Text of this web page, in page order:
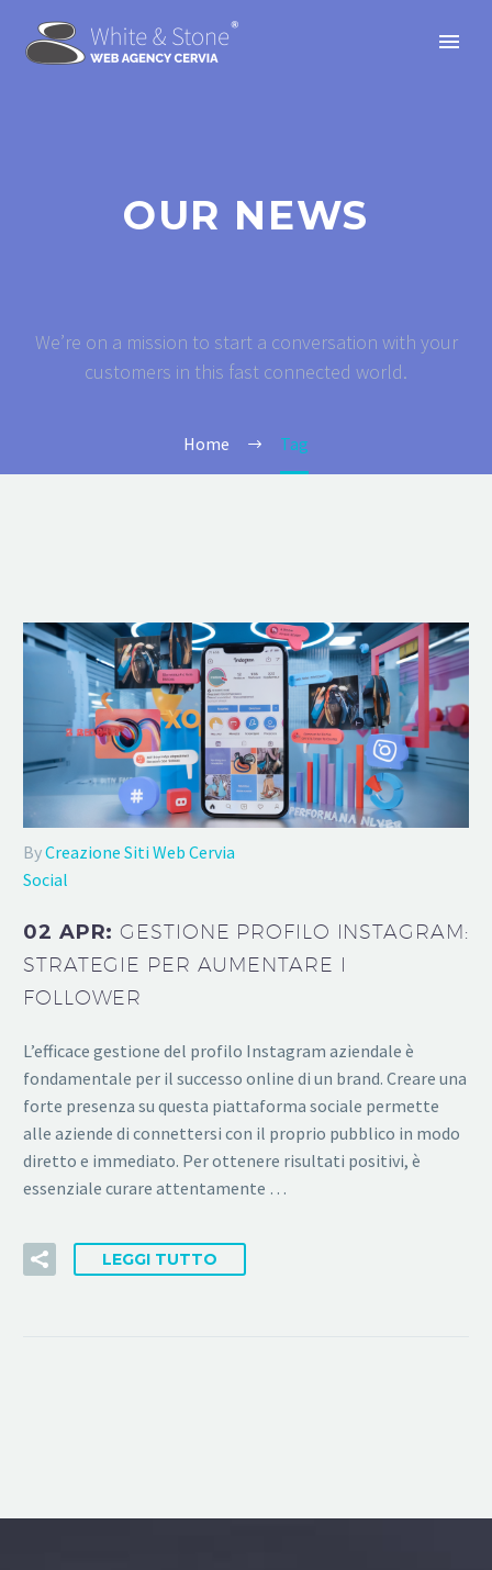
OUR NEWS
We’re on a mission to start a conversation with your
customers in this fast connected world.
Home Tag
ByCreazione Siti Web Cervia
Social
02 APR:GESTIONE PROFILO INSTAGRAM:
STRATEGIE PER AUMENTARE I
FOLLOWER
L’efficace gestione del profilo Instagram aziendale è
fondamentale per il successo online di un brand. Creare una
forte presenza su questa piattaforma sociale permette
alle aziende di connettersi con il proprio pubblico in modo
diretto e immediato. Per ottenere risultati positivi, è
essenziale curare attentamente …
LEGGI TUTTO